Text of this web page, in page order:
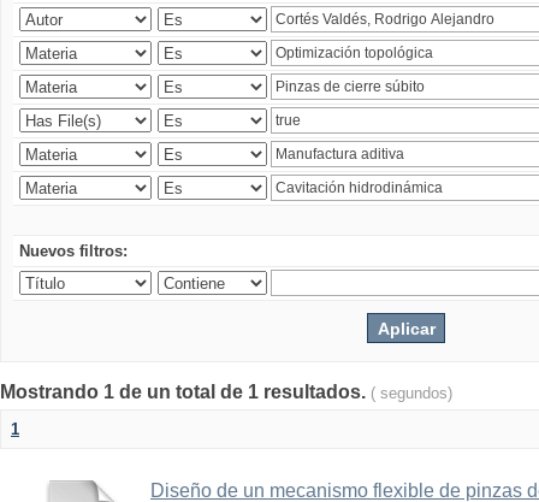
Nuevos filtros:
Mostrando 1 de un total de 1 resultados. ( segundos)
1
Diseño de un mecanismo flexible de pinzas